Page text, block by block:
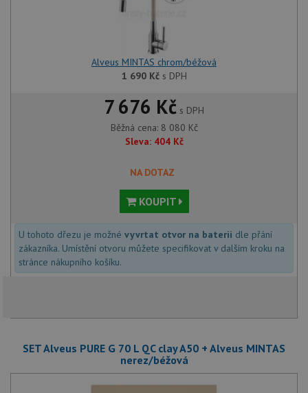
Alveus MINTAS chrom/béžová
1 690 Kčs DPH
7 676 Kč s DPH
Běžná cena: 8 080 Kč
Sleva: 404 Kč
NA DOTAZ
KOUPIT
U tohoto dřezu je možné vyvrtat otvor na baterii dle přání
zákazníka. Umístění otvoru můžete specifikovat v dalším kroku na
stránce nákupního košíku.
SET Alveus PURE G 70 L QC clay A50 + Alveus MINTAS
nerez/béžová